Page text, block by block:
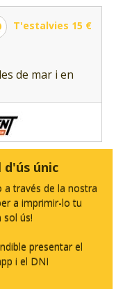
T'estalvies 15 €
de mar i en
d'ús únic
a través de la nostra
a imprimir-lo tu
sol ús!
presentar el
i el DNI